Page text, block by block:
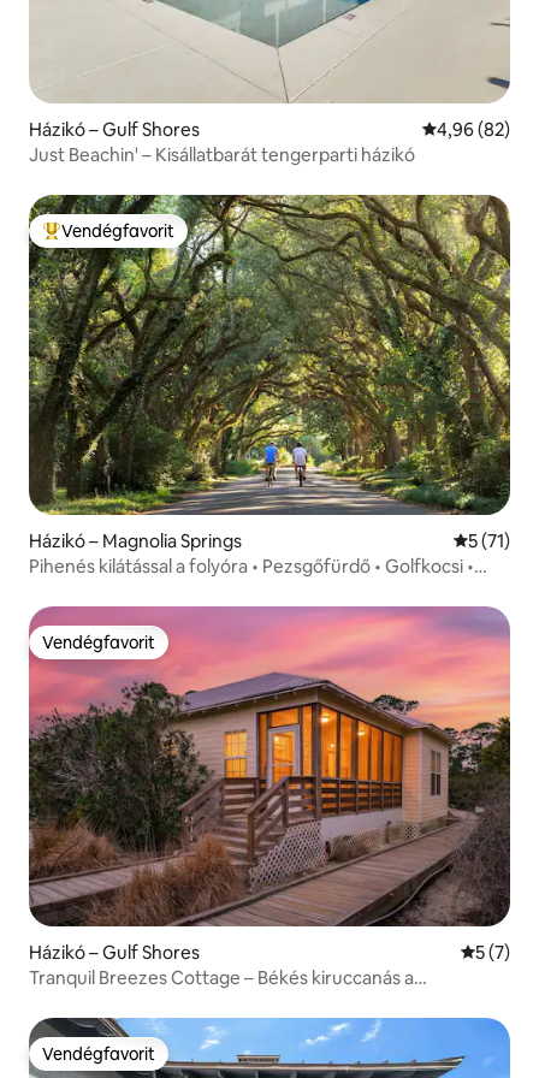
Házikó – Gulf Shores Átlagos
4,96 (82)
Just Beachin' – Kisállatbarát tengerparti házikó
Kiemelt vendégfavorit
Vendégfavorit
Házikó – Magnolia Springs Átlagos
5 (71)
Pihenés kilátással a folyóra • Pezsgőfürdő • Golfkocsi •
Vendégfavorit
Vendégfavorit
Házikó – Gulf Shores Átlagos
5 (7)
Tranquil Breezes Cottage – Békés kiruccanás a
Vendégfavorit
Vendégfavorit